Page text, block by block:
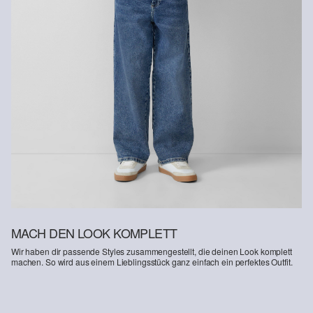
Erhalt der Ware an uns zurückschicken. Fashion Card und VIP
Kunden haben nach Erhalt der Ware 30 Tage Zeit, um ihre Artikel
an uns zurückzusenden.
Weitere Informationen sind unserer „Hilfe & FAQ
Deine Retoure kannst duHIERonline anmelden.
MACH DEN LOOK KOMPLETT
Wir haben dir passende Styles zusammengestellt, die deinen Look komplett
machen. So wird aus einem Lieblingsstück ganz einfach ein perfektes Outfit.